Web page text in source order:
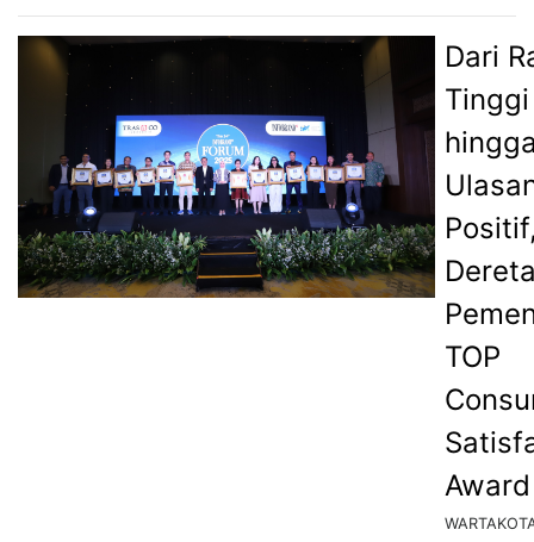
Dari
Tinggi
TOP